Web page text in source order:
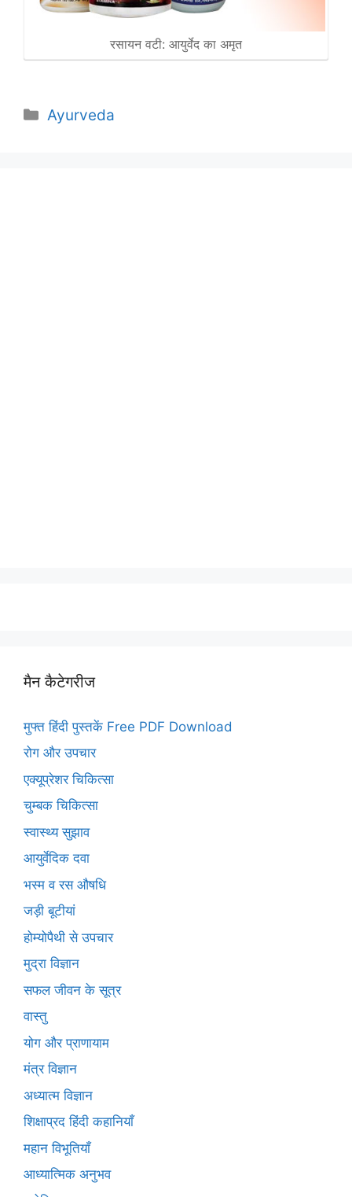
रसायन वटी: आयुर्वेद का अमृत
Categories
Ayurveda
मैन कैटेगरीज
मुफ्त हिंदी पुस्तकें Free PDF Download
रोग और उपचार
एक्यूप्रेशर चिकित्सा
चुम्बक चिकित्सा
स्वास्थ्य सुझाव
आयुर्वेदिक दवा
भस्म व रस औषधि
जड़ी बूटीयां
होम्योपैथी से उपचार
मुद्रा विज्ञान
सफल जीवन के सूत्र
वास्तु
योग और प्राणायाम
मंत्र विज्ञान
अध्यात्म विज्ञान
शिक्षाप्रद हिंदी कहानियाँ
महान विभूतियाँ
आध्यात्मिक अनुभव